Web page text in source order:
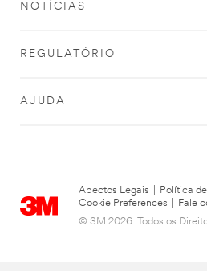
NOTÍCIAS
REGULATÓRIO
AJUDA
Apectos Legais Política
Cookie Preferences
Fale
© 3M 2026. Todos os